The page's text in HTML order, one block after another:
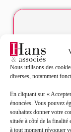
Nous utilisons des
diverses, notamment
En cliquant sur «
énoncées. Vous pouvez
souhaitez donner votre
située à côté de la finalité
à tout moment révoquer
Nom*
Mail*